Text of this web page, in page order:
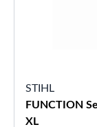
STIHL
FUNCTION
XL